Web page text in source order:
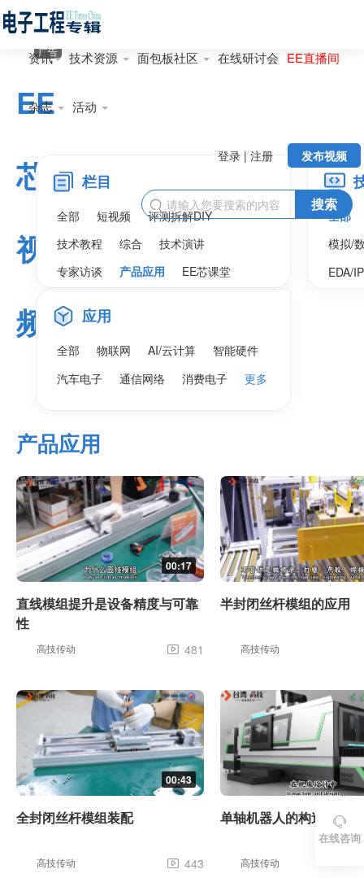
资讯 技术资源 面包板社区 在线研讨会 EE直播间
杂志 活动
发布视频
登录 | 注册
 搜索
EE
芯
视
频
广告
栏目
全部 短视频
评测拆解DIY
技术教程
综合
技术演讲
专家访谈
产品应用 EE芯课堂
全部
模拟/
EDA/
应用
全部 物联网 AI/云计算
智能硬件
汽车电子
通信网络 消费电子 更多
产品应用
00:17
直线模组提升是设备精度与可靠
性
高技传动  481
半封闭丝杆模组的应用
高技传动
00:43
全封闭丝杆模组装配
高技传动  443
单轴机器人的构造和原理
高技传动

在线咨询